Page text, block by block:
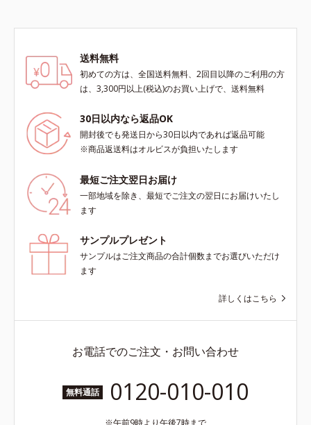
送料無料
初めての方は、全国送料無料、2回目以降のご利用の方
は、3,300円以上(税込)のお買い上げで、送料無料
30日以内なら返品OK
開封後でも発送日から30日以内であれば返品可能
※商品返送料はオルビスが負担いたします
最短ご注文翌日お届け
一部地域を除き、最短でご注文の翌日にお届けいたし
ます
サンプルプレゼント
サンプルはご注文商品の合計個数までお選びいただけ
ます
詳しくはこちら
お電話でのご注文・お問い合わせ
無料通話 0120-010-010